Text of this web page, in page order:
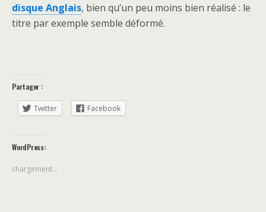
disque Anglais, bien qu’un peu moins bien réalisé : le
titre par exemple semble déformé.
Partager :
Twitter Facebook
WordPress:
chargement…